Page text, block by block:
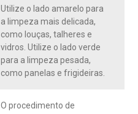
Utilize o lado amarelo para
a limpeza mais delicada,
como louças, talheres e
vidros. Utilize o lado verde
para a limpeza pesada,
como panelas e frigideiras.
O procedimento de